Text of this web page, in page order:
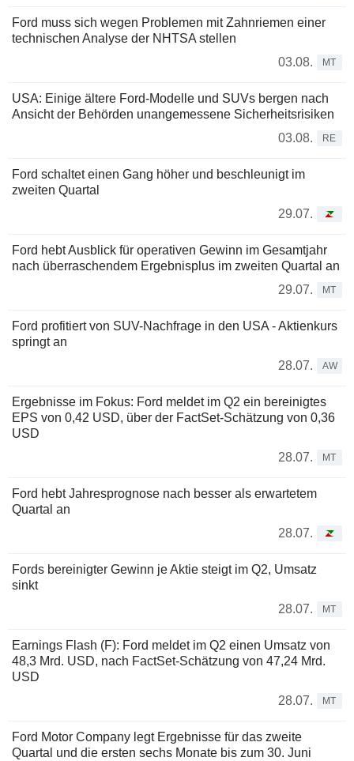
Ford muss sich wegen Problemen mit Zahnriemen einer
technischen Analyse der NHTSA stellen
03.08.
MT
USA: Einige ältere Ford-Modelle und SUVs bergen nach
Ansicht der Behörden unangemessene Sicherheitsrisiken
03.08.
RE
Ford schaltet einen Gang höher und beschleunigt im
zweiten Quartal
29.07.
Ford hebt Ausblick für operativen Gewinn im Gesamtjahr
nach überraschendem Ergebnisplus im zweiten Quartal an
29.07.
MT
Ford profitiert von SUV-Nachfrage in den USA - Aktienkurs
springt an
28.07.
AW
Ergebnisse im Fokus: Ford meldet im Q2 ein bereinigtes
EPS von 0,42 USD, über der FactSet-Schätzung von 0,36
USD
28.07.
MT
Ford hebt Jahresprognose nach besser als erwartetem
Quartal an
28.07.
Fords bereinigter Gewinn je Aktie steigt im Q2, Umsatz
sinkt
28.07.
MT
Earnings Flash (F): Ford meldet im Q2 einen Umsatz von
48,3 Mrd. USD, nach FactSet-Schätzung von 47,24 Mrd.
USD
28.07.
MT
Ford Motor Company legt Ergebnisse für das zweite
Quartal und die ersten sechs Monate bis zum 30. Juni